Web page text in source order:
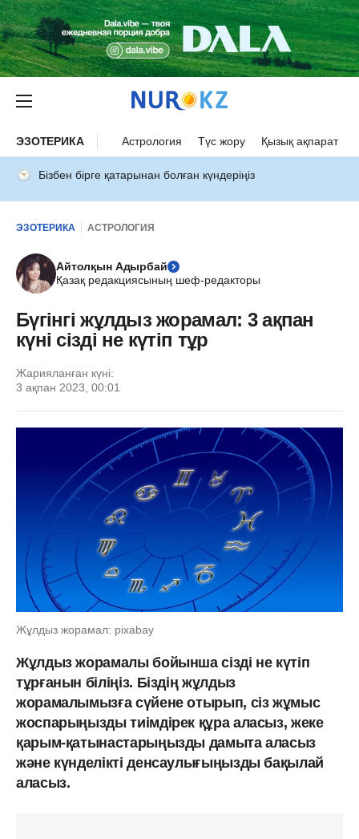
ЭЗОТЕРИКА Астрология Түс жору Қызық ақпарат
Бізбен бірге қатарынан болған күндеріңіз
ЭЗОТЕРИКА АСТРОЛОГИЯ
Айтолқын Адырбай
Қазақ редакциясының шеф-редакторы
Бүгінгі жұлдыз жорамал: 3 ақпан
күні сізді не күтіп тұр
Жарияланған күні:
3 ақпан 2023, 00:01
Жұлдыз жорамал: pixabay
Жұлдыз жорамалы бойынша сізді не күтіп
тұрғанын біліңіз. Біздің жұлдыз
жорамалымызға сүйене отырып, сіз жұмыс
жоспарыңызды тиімдірек құра аласыз, жеке
қарым-қатынастарыңызды дамыта аласыз
және күнделікті денсаулығыңызды бақылай
аласыз.